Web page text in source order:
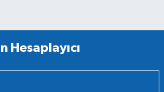
Hesaplayıcı